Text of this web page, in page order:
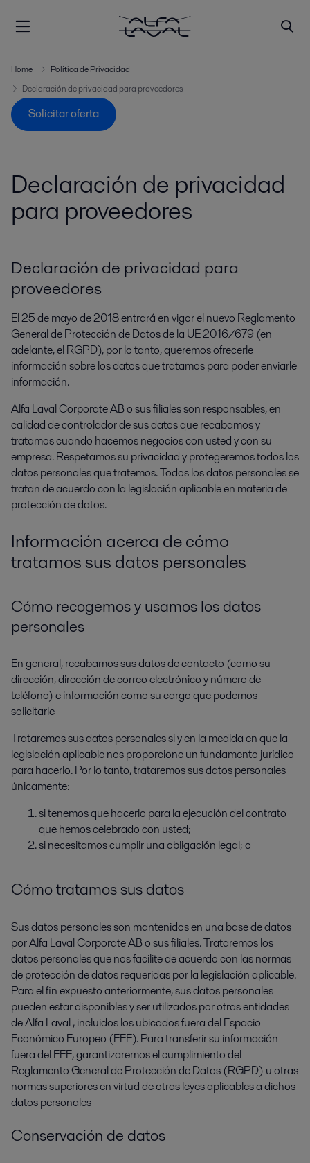
Home
Política de Privacidad
Declaración de privacidad para proveedores
Solicitar oferta
Declaración de privacidad
para proveedores
Declaración de privacidad para
proveedores
El 25 de mayo de 2018 entrará en vigor el nuevo Reglamento
General de Protección de Datos de la UE 2016/679 (en
adelante, el RGPD), por lo tanto, queremos ofrecerle
información sobre los datos que tratamos para poder enviarle
información.
Alfa Laval Corporate AB o sus filiales son responsables, en
calidad de controlador de sus datos que recabamos y
tratamos cuando hacemos negocios con usted y con su
empresa. Respetamos su privacidad y protegeremos todos los
datos personales que tratemos. Todos los datos personales se
tratan de acuerdo con la legislación aplicable en materia de
protección de datos.
Información acerca de cómo
tratamos sus datos personales
Cómo recogemos y usamos los datos
personales
En general, recabamos sus datos de contacto (como su
dirección, dirección de correo electrónico y número de
teléfono) e información como su cargo que podemos
solicitarle
Trataremos sus datos personales si y en la medida en que la
legislación aplicable nos proporcione un fundamento jurídico
para hacerlo. Por lo tanto, trataremos sus datos personales
únicamente:
si tenemos que hacerlo para la ejecución del contrato
que hemos celebrado con usted;
si necesitamos cumplir una obligación legal; o
Cómo tratamos sus datos
Sus datos personales son mantenidos en una base de datos
por Alfa Laval Corporate AB o sus filiales. Trataremos los
datos personales que nos facilite de acuerdo con las normas
de protección de datos requeridas por la legislación aplicable.
Para el fin expuesto anteriormente, sus datos personales
pueden estar disponibles y ser utilizados por otras entidades
de Alfa Laval , incluidos los ubicados fuera del Espacio
Económico Europeo (EEE). Para transferir su información
fuera del EEE, garantizaremos el cumplimiento del
Reglamento General de Protección de Datos (RGPD) u otras
normas superiores en virtud de otras leyes aplicables a dichos
datos personales
Conservación de datos